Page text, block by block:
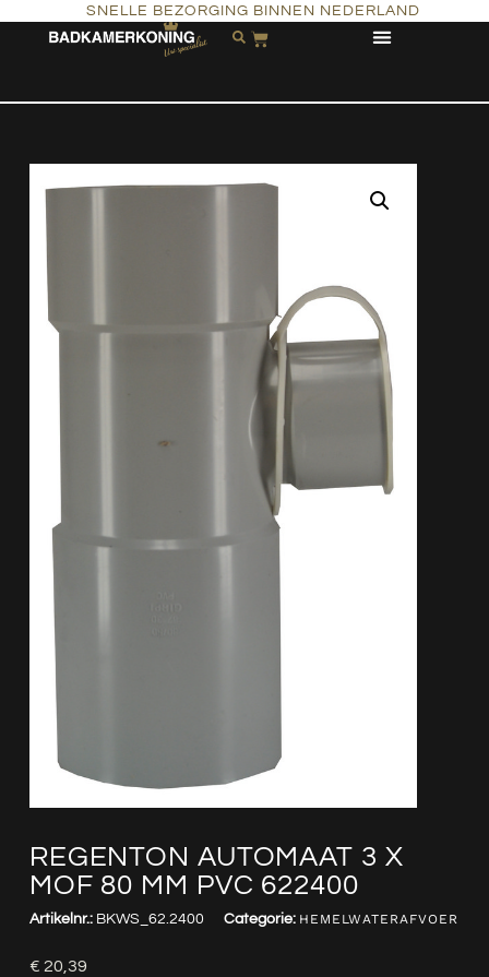
SNELLE BEZORGING BINNEN NEDERLAND
REGENTON AUTOMAAT 3 X
MOF 80 MM PVC 622400
Artikelnr.: BKWS_62.2400 Categorie: HEMELWATERAFVOER
€ 20,39